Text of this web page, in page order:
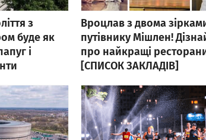
з
буде як
і
Вроцлав з двома
путівнику Мішлен! Дізнайтеся
про найкращі
[СПИСОК ЗАКЛАДІВ]